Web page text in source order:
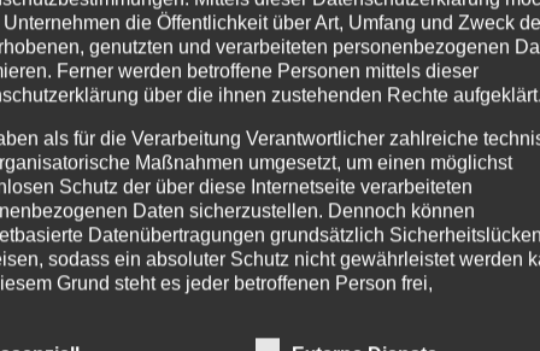
Kunden trotz der unschönen Umstände ein fantastisches
bald wieder zu sehen ! Bis dahin läuft unser
und Fitnesskursen...
Unternehmen die Öffentlichkeit über Art, Umfang und Zweck
genutzten und verarbeiteten personenbezogenen
Ferner werden betroffene Personen mittels dieser
über die ihnen zustehenden Rechte aufgeklärt.
als für die Verarbeitung Verantwortlicher zahlreiche
Maßnahmen umgesetzt, um einen möglichst
Schutz der über diese Internetseite verarbeiteten
Daten sicherzustellen. Dennoch können
Datenübertragungen grundsätzlich Sicherheitslücken
sodass ein absoluter Schutz nicht gewährleistet werden
Grund steht es jeder betroffenen Person frei,